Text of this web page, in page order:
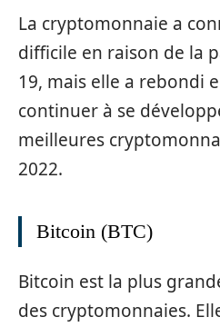
La cryptomonnaie a
difficile en raison de la
19, mais elle a rebondi
continuer à se
meilleures
2022.
Bitcoin (BTC)
Bitcoin est la plus
des cryptomonnaies.